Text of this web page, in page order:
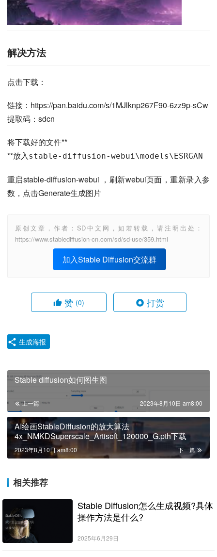
解决方法
点击下载：
链接：https://pan.baidu.com/s/1MJlknp267F90-6zz9p-sCw
提取码：sdcn
将下载好的文件**
**放入stable-diffusion-webui\models\ESRGAN
重启stable-diffusion-webui ，刷新webui页面，重新录入参
数，点击Generate生成图片
原创文章，作者：SD中文网，如若转载，请注明出处：
https://www.stablediffusion-cn.com/sd/sd-use/359.html
加入Stable Diffusion交流群
赞 (0) 打赏
生成海报
Stable diffusion如何图生图
上一篇 2023年8月10日 am8:00
AI绘画StableDiffusion的放大算法
4x_NMKDSuperscale_Artisoft_120000_G.pth下载
下一篇
2023年8月10日 am8:00
相关推荐
Stable Diffusion怎么生成视频?具体
操作方法是什么?
2025年6月29日